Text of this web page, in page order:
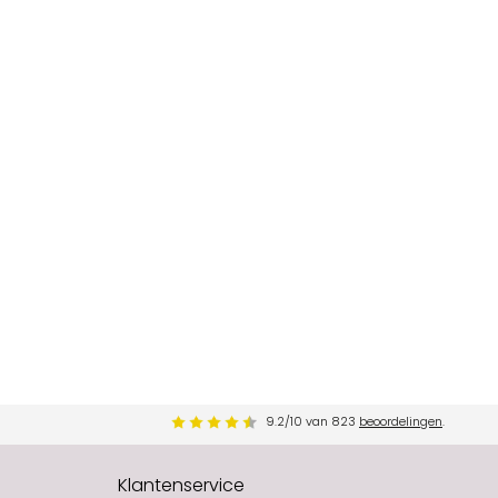
9.2/10 van 823 beoordelingen.
Klantenservice